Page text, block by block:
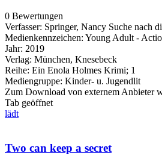
0 Bewertungen
Verfasser: Springer, Nancy Suche nach
Medienkennzeichen: Young Adult -
Jahr: 2019
Verlag: München, Knesebeck
Reihe: Ein Enola Holmes Krimi; 1
Mediengruppe: Kinder- u. Jugendlit
Zum Download von externem Anbieter
Tab geöffnet
lädt
Two can keep a secret